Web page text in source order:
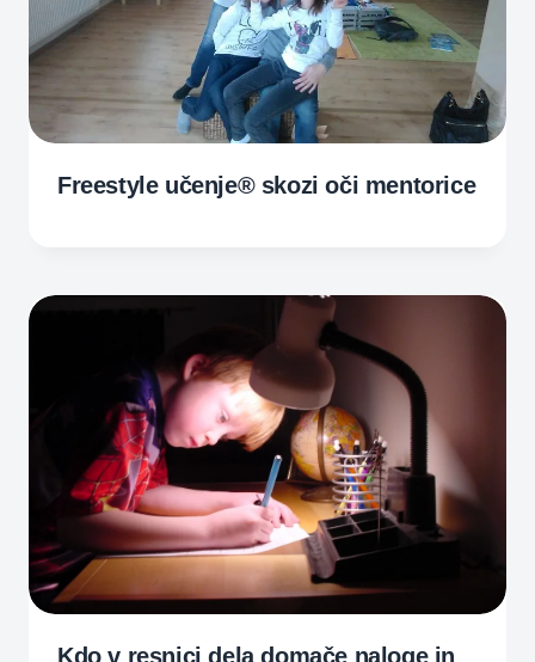
Freestyle učenje® skozi oči mentorice
Kdo v resnici dela domače naloge in